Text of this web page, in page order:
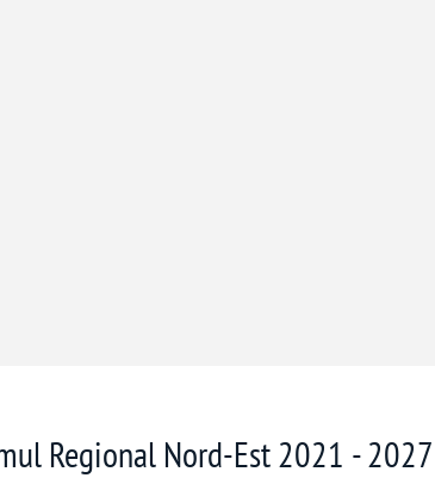
Regional Nord-Est 2021 - 2027